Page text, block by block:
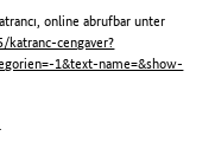
online abrufbar unter
cengaver?
1&text-name=&show-